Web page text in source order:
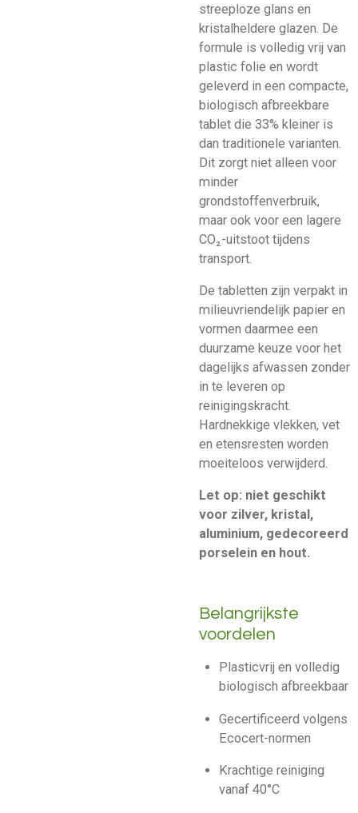
streeploze glans en
kristalheldere glazen. De
formule is volledig vrij van
plastic folie en wordt
geleverd in een compacte,
biologisch afbreekbare
tablet die 33% kleiner is
dan traditionele varianten.
Dit zorgt niet alleen voor
minder
grondstoffenverbruik,
maar ook voor een lagere
CO₂-uitstoot tijdens
transport.
De tabletten zijn verpakt in
milieuvriendelijk papier en
vormen daarmee een
duurzame keuze voor het
dagelijks afwassen zonder
in te leveren op
reinigingskracht.
Hardnekkige vlekken, vet
en etensresten worden
moeiteloos verwijderd.
Let op: niet geschikt
voor zilver, kristal,
aluminium, gedecoreerd
porselein en hout.
Belangrijkste
voordelen
Plasticvrij en volledig
biologisch afbreekbaar
Gecertificeerd volgens
Ecocert-normen
Krachtige reiniging
vanaf 40°C